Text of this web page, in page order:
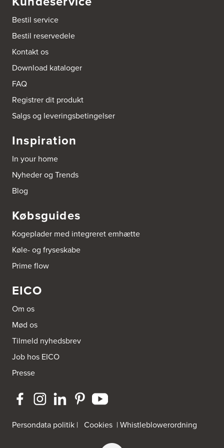
Bestil service
Bestil reservedele
Kontakt os
Download kataloger
FAQ
Registrer dit produkt
Salgs og leveringsbetingelser
Inspiration
In your home
Nyheder og Trends
Blog
Købsguides
Kogeplader med integreret emhætte
Køle- og fryseskabe
Prime flow
EICO
Om os
Mød os
Tilmeld nyhedsbrev
Job hos EICO
Presse
Persondata politik | Cookies |Whistleblowerordning